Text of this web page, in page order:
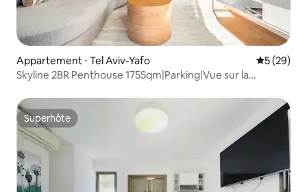
Appartement ⋅ Tel Aviv-Yafo
5 (29)
Skyline 2BR Penthouse 175Sqm|Parking|Vue sur la
Superhôte
Superhôte